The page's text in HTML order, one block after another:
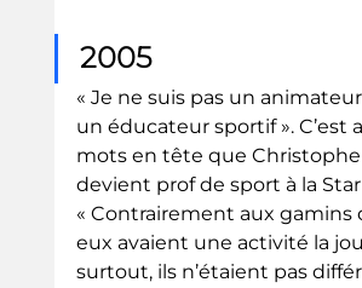
2005
« Je ne suis pas un
un éducateur sportif ». C’est
mots en tête que Christophe
devient prof de sport à la
« Contrairement aux gamins
eux avaient une activité la
surtout, ils n’étaient pas